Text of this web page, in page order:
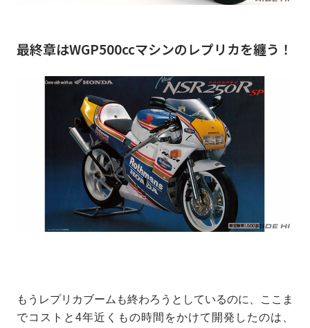
最終章はWGP500ccマシンのレプリカを纏う！
もうレプリカブームも終わろうとしているのに、ここま
でコストと4年近くもの時間をかけて開発したのは、